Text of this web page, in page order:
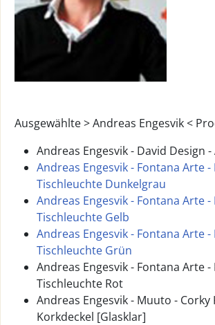
Ausgewählte > Andreas Engesvik <
Andreas Engesvik - David Design -
Andreas Engesvik - Fontana Arte -
Tischleuchte Dunkelgrau
Andreas Engesvik - Fontana Arte -
Tischleuchte Gelb
Andreas Engesvik - Fontana Arte -
Tischleuchte Grün
Andreas Engesvik - Fontana Arte -
Tischleuchte Rot
Andreas Engesvik - Muuto -
Korkdeckel [Glasklar]